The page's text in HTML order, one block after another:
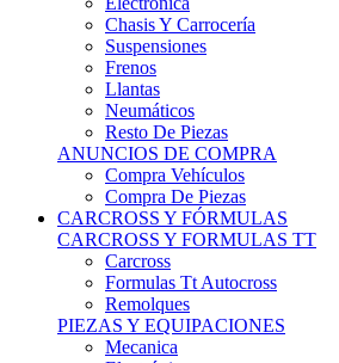
Chasis Y Carrocería
Suspensiones
Frenos
Llantas
Neumáticos
Resto De Piezas
ANUNCIOS DE COMPRA
Compra Vehículos
Compra De Piezas
CARCROSS Y FÓRMULAS
CARCROSS Y FORMULAS TT
Carcross
Formulas Tt Autocross
Remolques
PIEZAS Y EQUIPACIONES
Mecanica